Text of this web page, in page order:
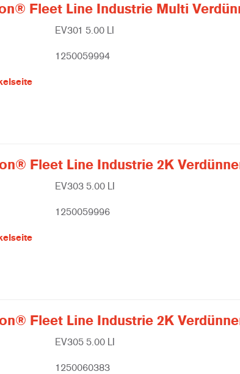
Fleet Line Industrie Multi
EV301 5.00 LI
1250059994
Fleet Line Industrie 2K
EV303 5.00 LI
1250059996
Fleet Line Industrie 2K
EV305 5.00 LI
1250060383